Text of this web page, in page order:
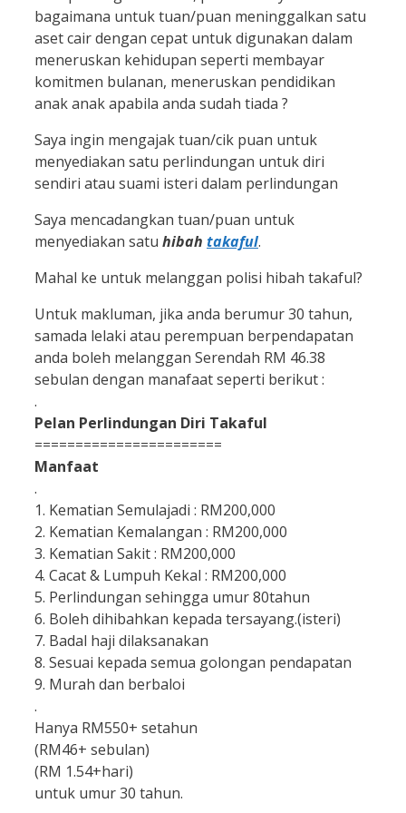
bagaimana untuk tuan/puan meninggalkan satu
aset cair dengan cepat untuk digunakan dalam
meneruskan kehidupan seperti membayar
komitmen bulanan, meneruskan pendidikan
anak anak apabila anda sudah tiada ?
Saya ingin mengajak tuan/cik puan untuk
menyediakan satu perlindungan untuk diri
sendiri atau suami isteri dalam perlindungan
Saya mencadangkan tuan/puan untuk
menyediakan satu hibah takaful.
Mahal ke untuk melanggan polisi hibah takaful?
Untuk makluman, jika anda berumur 30 tahun,
samada lelaki atau perempuan berpendapatan
anda boleh melanggan Serendah RM 46.38
sebulan dengan manafaat seperti berikut :
.
Pelan Perlindungan Diri Takaful
=======================
Manfaat
.
1. Kematian Semulajadi : RM200,000
2. Kematian Kemalangan : RM200,000
3. Kematian Sakit : RM200,000
4. Cacat & Lumpuh Kekal : RM200,000
5. Perlindungan sehingga umur 80tahun
6. Boleh dihibahkan kepada tersayang.(isteri)
7. Badal haji dilaksanakan
8. Sesuai kepada semua golongan pendapatan
9. Murah dan berbaloi
.
Hanya RM550+ setahun
(RM46+ sebulan)
(RM 1.54+hari)
untuk umur 30 tahun.